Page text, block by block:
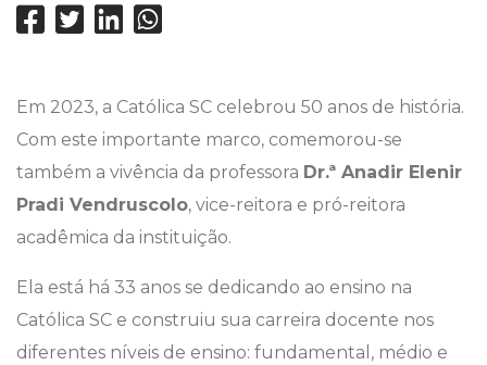
Em 2023, a Católica SC celebrou 50 anos de história.
Com este importante marco, comemorou-se
também a vivência da professora Dr.ª Anadir Elenir
Pradi Vendruscolo, vice-reitora e pró-reitora
acadêmica da instituição.
‌Ela está há 33 anos se dedicando ao ensino na
Católica SC e construiu sua carreira docente nos
diferentes níveis de ensino: fundamental, médio e